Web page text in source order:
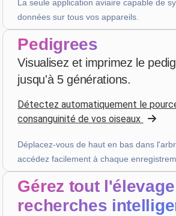
Julien ·France
starstarstarstarstar_border
Très bien noté — merci!
il y a 2 semaines
starstarstarstarstar
il y a 3 semaines
La seule application aviaire capable de
données sur tous vos appareils.
Pedigrees
Visualisez et imprimez le
jusqu'à 5 générations.
Détectez automatiquement le
consanguinité de vos oiseaux
Déplacez-vous de haut en bas dans
accédez facilement à chaque
Gérez tout
recherches